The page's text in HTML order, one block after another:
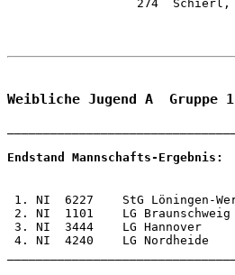
Weibliche Jugend A  Gruppe 1
Endstand Mannschafts-Ergebnis: